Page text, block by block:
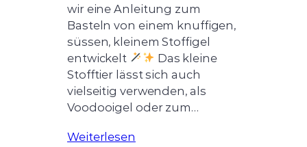
wir eine Anleitung zum
Basteln von einem knuffigen,
süssen, kleinem Stoffigel
entwickelt
Das kleine
Stofftier lässt sich auch
vielseitig verwenden, als
Voodooigel oder zum…
Weiterlesen